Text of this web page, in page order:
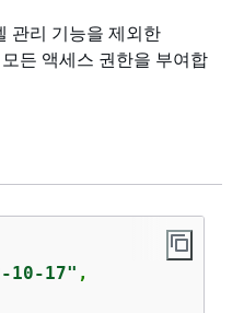
관리 기능을 제외한
든 액세스 권한을 부여합
10-17" ,